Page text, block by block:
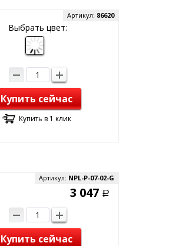
Артикул: 86620
Выбрать цвет:
Купить сейчас
Купить в 1 клик
Артикул: NPL-P-07-02-G
3 047 Р
Купить сейчас